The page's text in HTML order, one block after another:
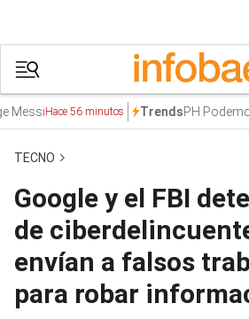
Hace 56 minutos TrendsPH Podemos
TECNO
Google y el FBI
de
envían a falsos
para robar